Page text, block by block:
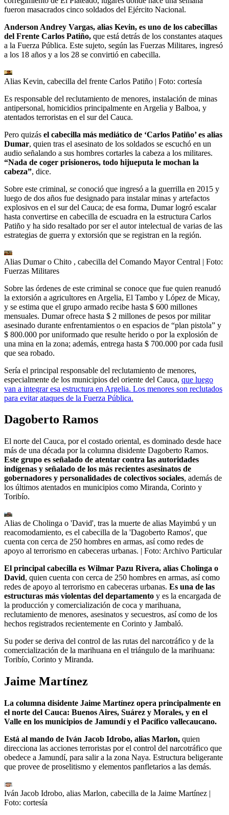
fueron masacrados cinco soldados del Ejército Nacional.
Anderson Andrey Vargas, alias Kevin, es uno de los cabecillas
del Frente Carlos Patiño, que está detrás de los constantes ataques
a la Fuerza Pública. Este sujeto, según las Fuerzas Militares, ingresó
a los 18 años y a los 28 se convirtió en cabecilla.
Alias Kevin, cabecilla del frente Carlos Patiño | Foto: cortesía
Es responsable del reclutamiento de menores, instalación de minas
antipersonal, homicidios principalmente en Argelia y Balboa, y
atentados terroristas en el sur del Cauca.
Pero quizás el cabecilla más mediático de ‘Carlos Patiño’ es alias
Dumar, quien tras el asesinato de los soldados se escuchó en un
audio señalando a sus hombres cortarles la cabeza a los militares.
“Nada de coger prisioneros, todo hijueputa le mochan la
cabeza”, dice.
Sobre este criminal, se conoció que ingresó a la guerrilla en 2015 y
luego de dos años fue designado para instalar minas y artefactos
explosivos en el sur del Cauca; de esa forma, Dumar logró escalar
hasta convertirse en cabecilla de escuadra en la estructura Carlos
Patiño y ha sido resaltado por ser el autor intelectual de varias de las
estrategias de guerra y extorsión que se registran en la región.
Alias Dumar o Chito , cabecilla del Comando Mayor Central | Foto:
Fuerzas Militares
Sobre las órdenes de este criminal se conoce que fue quien reanudó
la extorsión a agricultores en Argelia, El Tambo y López de Micay,
y se estima que el grupo armado recibe hasta $ 600 millones
mensuales. Dumar ofrece hasta $ 2 millones de pesos por militar
asesinado durante enfrentamientos o en espacios de “plan pistola” y
$ 800.000 por uniformado que resulte herido o por la explosión de
una mina en la zona; además, entrega hasta $ 700.000 por cada fusil
que sea robado.
Sería el principal responsable del reclutamiento de menores,
especialmente de los municipios del oriente del Cauca, que luego
van a integrar esa estructura en Argelia. Los menores son reclutados
para evitar ataques de la Fuerza Pública.
Dagoberto Ramos
El norte del Cauca, por el costado oriental, es dominado desde hace
más de una década por la columna disidente Dagoberto Ramos.
Este grupo es señalado de atentar contra las autoridades
indígenas y señalado de los más recientes asesinatos de
gobernadores y personalidades de colectivos sociales, además de
los últimos atentados en municipios como Miranda, Corinto y
Toribío.
Alias de Cholinga o 'David', tras la muerte de alias Mayimbú y un
reacomodamiento, es el cabecilla de la 'Dagoberto Ramos', que
cuenta con cerca de 250 hombres en armas, así como redes de
apoyo al terrorismo en cabeceras urbanas. | Foto: Archivo Particular
El principal cabecilla es Wilmar Pazu Rivera, alias Cholinga o
David, quien cuenta con cerca de 250 hombres en armas, así como
redes de apoyo al terrorismo en cabeceras urbanas. Es una de las
estructuras más violentas del departamento y es la encargada de
la producción y comercialización de coca y marihuana,
reclutamiento de menores, asesinatos y secuestros, así como de los
hechos registrados recientemente en Corinto y Jambaló.
Su poder se deriva del control de las rutas del narcotráfico y de la
comercialización de la marihuana en el triángulo de la marihuana:
Toribío, Corinto y Miranda.
Jaime Martínez
La columna disidente Jaime Martínez opera principalmente en
el norte del Cauca: Buenos Aires, Suárez y Morales, y en el
Valle en los municipios de Jamundí y el Pacífico vallecaucano.
Está al mando de Iván Jacob Idrobo, alias Marlon, quien
direcciona las acciones terroristas por el control del narcotráfico que
obedece a Jamundí, para salir a la zona Naya. Estructura beligerante
que provee de proselitismo y elementos panfletarios a las demás.
Iván Jacob Idrobo, alias Marlon, cabecilla de la Jaime Martínez |
Foto: cortesía